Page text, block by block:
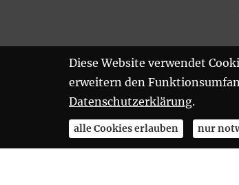
Diese Website verwendet
erweitern den
Datenschutzerklärung.
alle Cookies erlauben nur